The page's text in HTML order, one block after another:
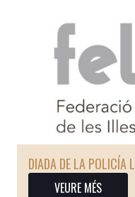
DIADA DE LA POLICÍA
VEURE MÉS